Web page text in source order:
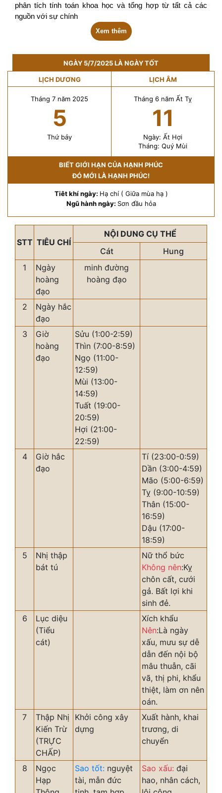
phân tích tính toán khoa học và tổng hợp từ tất cả các
nguồn với sự chính
Xem thêm
NGÀY 5/7/2025 LÀ NGÀY TỐT
LỊCH DƯƠNG LỊCH ÂM
Tháng 7 năm 2025
5
Thứ bảy
Tháng 6 năm Ất Tỵ
11
Ngày: Ất Hợi
Tháng: Quý Mùi
BIẾT GIỚI HẠN CỦA HẠNH PHÚC
ĐÓ MỚI LÀ HẠNH PHÚC!
Tiêt khí ngày: Hạ chí ( Giữa mùa hạ )
Ngũ hành ngày: Sơn đầu hỏa
STT TIÊU CHÍ
NỘI DUNG CỤ THỂ
Cát
Hung
1
Ngày
hoàng
đạo
minh đường
hoàng đạo
2
Ngày hắc
đạo
3
Giờ
hoàng
đạo
Sửu (1:00-2:59)
Thìn (7:00-8:59)
Ngọ (11:00-
12:59)
Mùi (13:00-
14:59)
Tuất (19:00-
20:59)
Hợi (21:00-
22:59)
4
Giờ hắc
đạo
Tí (23:00-0:59)
Dần (3:00-4:59)
Mão (5:00-6:59)
Tỵ (9:00-10:59)
Thân (15:00-
16:59)
Dậu (17:00-
18:59)
5
Nhị thập
bát tú
Nữ thổ bức
Không nên:Kỵ
chôn cất, cưới
gả. Bất lợi khi
sinh đẻ.
6
Lục diệu
(Tiểu
cát)
Xích khẩu
Nên:Là ngày
xấu, mưu sự dễ
dẫn đến nội bộ
mâu thuẫn, cãi
vã, thị phi, khẩu
thiệt, làm ơn nên
oán.
7
Thập Nhị
Kiến Trừ
(TRỰC
CHẤP)
Khởi công xây
dựng
Xuất hành, khai
trương, di
chuyển
8
Ngọc
Hạp
Sao tốt: nguyệt
tài, mẫn đức
Sao xấu: đại
hao, nhân cách,